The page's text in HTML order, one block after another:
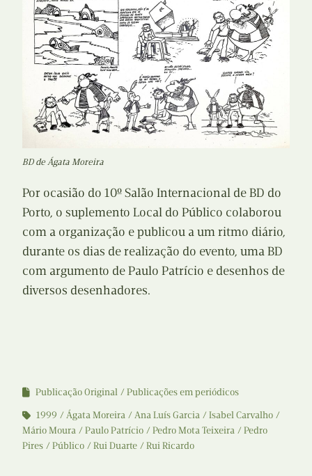
BD de Ágata Moreira
Por ocasião do 10º Salão Internacional de BD do
Porto, o suplemento Local do Público colaborou
com a organização e publicou a um ritmo diário,
durante os dias de realização do evento, uma BD
com argumento de Paulo Patrício e desenhos de
diversos desenhadores.
Publicação Original
Publicações em periódicos
1999
Ágata Moreira Ana Luís Garcia
Isabel Carvalho
Mário Moura
Paulo Patrício Pedro Mota Teixeira
Pedro
Pires
Público Rui Duarte Rui Ricardo